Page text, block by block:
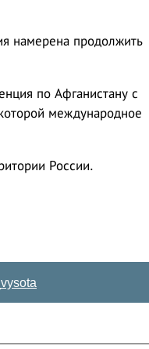
намерена продолжить
по Афганистану с
международное
России.